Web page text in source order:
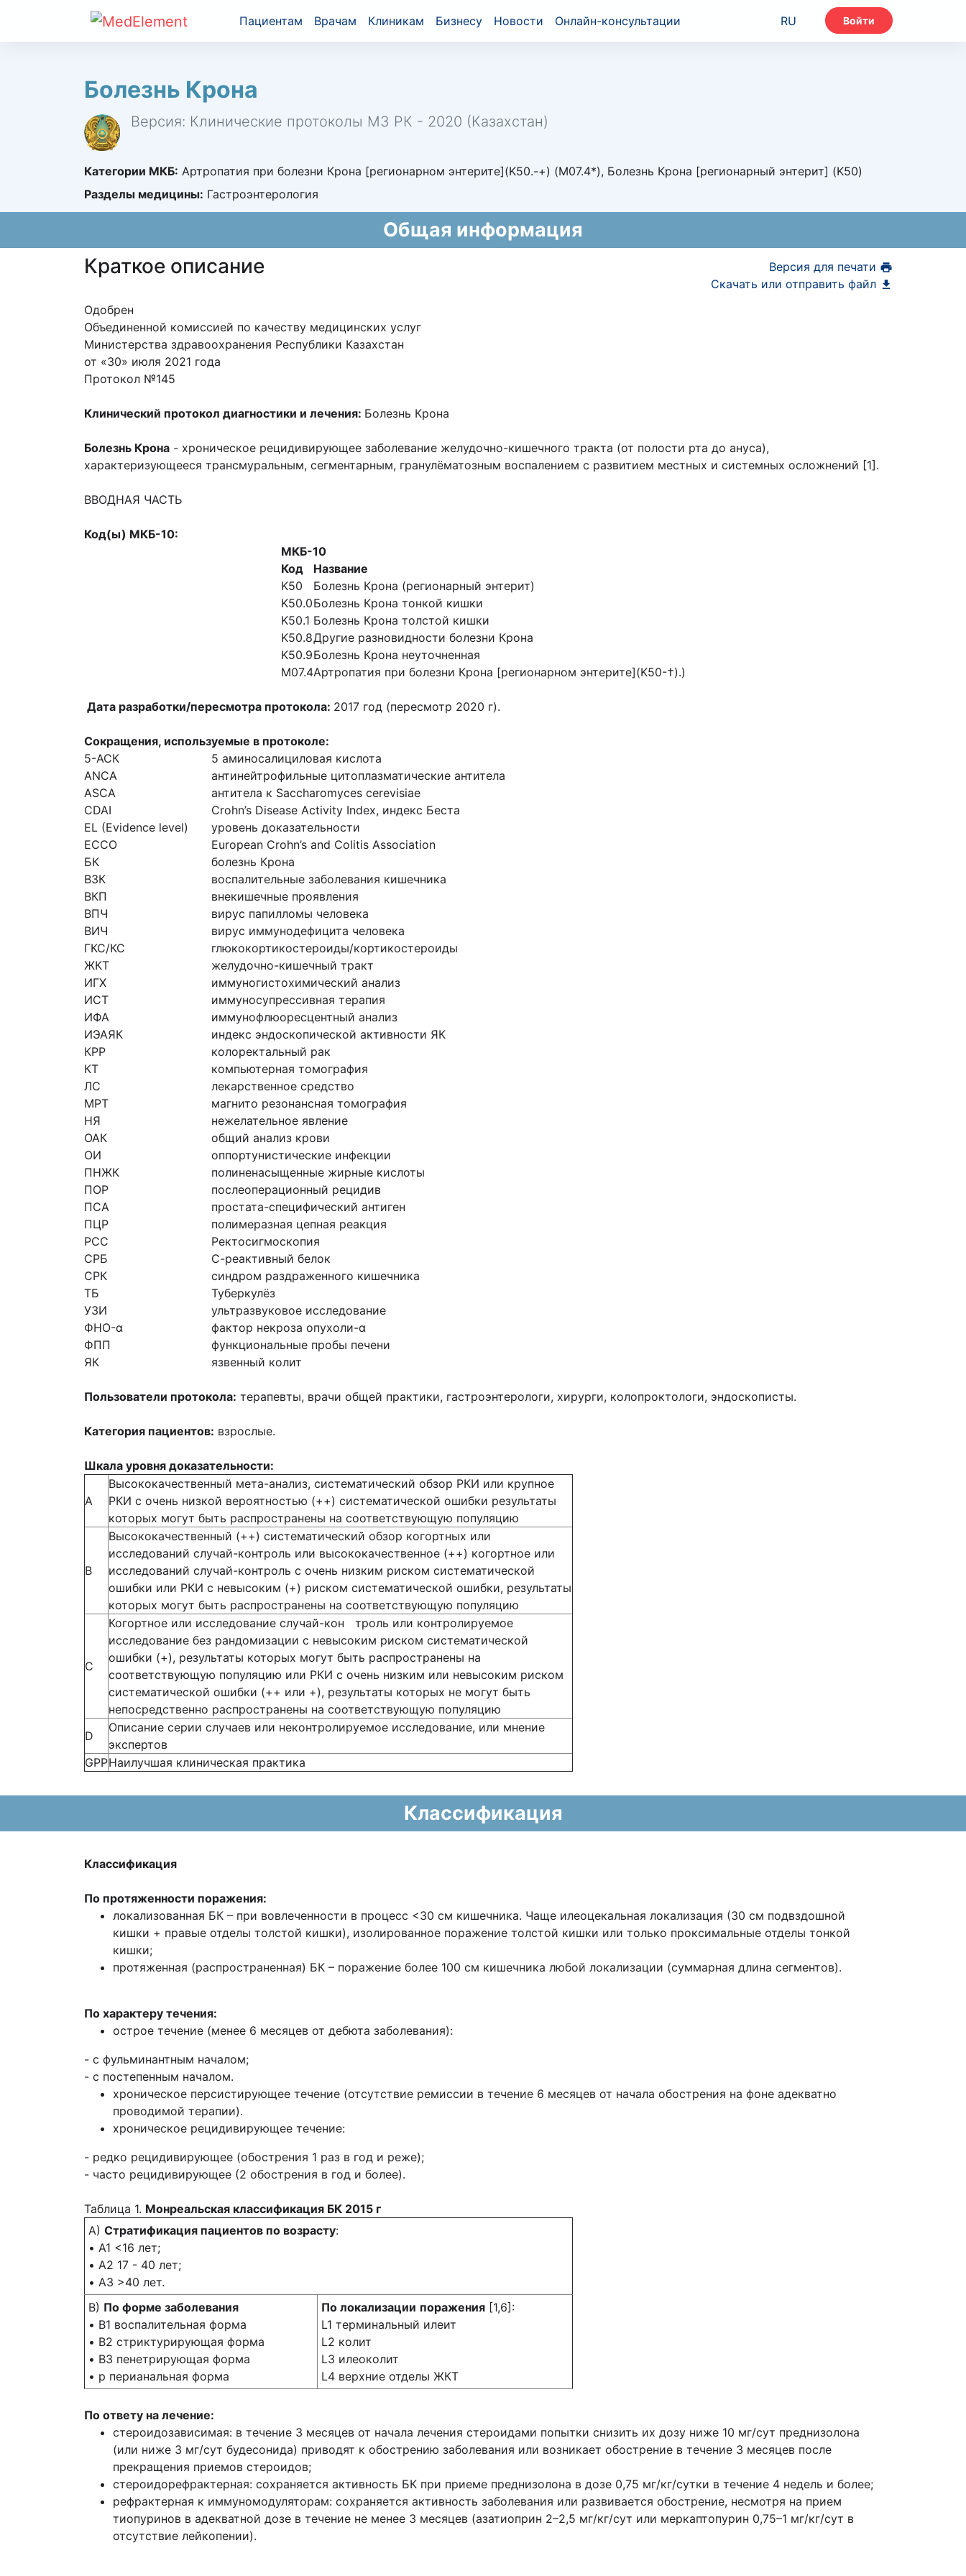
Пациентам Врачам Клиникам Бизнесу Новости Онлайн-консультации RU Войти
Болезнь Крона
Версия: Клинические протоколы МЗ РК - 2020 (Казахстан)
Категории МКБ: Артропатия при болезни Крона [регионарном энтерите](K50.-+) (M07.4*), Болезнь Крона [регионарный энтерит] (K50)
Разделы медицины: Гастроэнтерология
Общая информация
Версия для печати
Скачать или отправить файл
Краткое описание
Одобрен
Объединенной комиссией по качеству медицинских услуг
Министерства здравоохранения Республики Казахстан
от «30» июля 2021 года
Протокол №145
Клинический протокол диагностики и лечения: Болезнь Крона
Болезнь Крона - хроническое рецидивирующее заболевание желудочно-кишечного тракта (от полости рта до ануса),
характеризующееся трансмуральным, сегментарным, гранулёматозным воспалением с развитием местных и системных осложнений [1].
ВВОДНАЯ ЧАСТЬ
Код(ы) МКБ-10:
МКБ-10
Код
Название
K50
Болезнь Крона (регионарный энтерит)
K50.0Болезнь Крона тонкой кишки
K50.1 Болезнь Крона толстой кишки
K50.8Другие разновидности болезни Крона
K50.9Болезнь Крона неуточненная
M07.4Артропатия при болезни Крона [регионарном энтерите](K50-†).)
Дата разработки/пересмотра протокола: 2017 год (пересмотр 2020 г).
Сокращения, используемые в протоколе:
5-АСК
5 аминосалициловая кислота
ANCA
антинейтрофильные цитоплазматические антитела
ASCA
антитела к Saccharomyces cerevisiae
CDAI
Crohn’s Disease Activity Index, индекс Беста
EL (Evidence level)
уровень доказательности
EССО
European Crohn’s and Colitis Association
БК
болезнь Крона
ВЗК
воспалительные заболевания кишечника
ВКП
внекишечные проявления
ВПЧ
ВИЧ
вирус папилломы человека
вирус иммунодефицита человека
ГКС/КС
глюкокортикостероиды/кортикостероиды
ЖКТ
желудочно-кишечный тракт
ИГХ
иммуногистохимический анализ
ИСТ
иммуносупрессивная терапия
ИФА
иммунофлюоресцентный анализ
ИЭАЯК
индекс эндоскопической активности ЯК
КРР
колоректальный рак
КТ
компьютерная томография
ЛС
лекарственное средство
МРТ
магнито резонансная томография
НЯ
нежелательное явление
ОАК
общий анализ крови
ОИ
оппортунистические инфекции
ПНЖК
полиненасыщенные жирные кислоты
ПОР
послеоперационный рецидив
ПСА
простата-специфический антиген
ПЦР
полимеразная цепная реакция
РСС
Ректосигмоскопия
СРБ
С-реактивный белок
СРК
синдром раздраженного кишечника
ТБ
Туберкулёз
УЗИ
ультразвуковое исследование
ФНО-α
фактор некроза опухоли-α
ФПП
функциональные пробы печени
ЯК
язвенный колит
Пользователи протокола: терапевты, врачи общей практики, гастроэнтерологи, хирурги, колопроктологи, эндоскописты.
Категория пациентов: взрослые.
Шкала уровня доказательности:
А
Высококачественный мета-анализ, систематический обзор РКИ или крупное
РКИ с очень низкой вероятностью (++) систематической ошибки результаты
которых могут быть распространены на соответствующую популяцию
В
Высококачественный (++) систематический обзор когортных или
исследований случай-контроль или высококачественное (++) когортное или
исследований случай-контроль с очень низким риском систематической
ошибки или РКИ с невысоким (+) риском систематической ошибки, результаты
которых могут быть распространены на соответствующую популяцию
С
Когортное или исследование случай-кон троль или контролируемое
исследование без рандомизации с невысоким риском систематической
ошибки (+), результаты которых могут быть распространены на
соответствующую популяцию или РКИ с очень низким или невысоким риском
систематической ошибки (++ или +), результаты которых не могут быть
непосредственно распространены на соответствующую популяцию
D
Описание серии случаев или неконтролируемое исследование, или мнение
экспертов
GPPНаилучшая клиническая практика
Классификация
Классификация
По протяженности поражения:
локализованная БК – при вовлеченности в процесс <30 см кишечника. Чаще илеоцекальная локализация (30 см подвздошной
кишки + правые отделы толстой кишки), изолированное поражение толстой кишки или только проксимальные отделы тонкой
кишки;
протяженная (распространенная) БК – поражение более 100 см кишечника любой локализации (суммарная длина сегментов).
По характеру течения:
острое течение (менее 6 месяцев от дебюта заболевания):
- с фульминантным началом;
- с постепенным началом.
хроническое персистирующее течение (отсутствие ремиссии в течение 6 месяцев от начала обострения на фоне адекватно
проводимой терапии).
хроническое рецидивирующее течение:
- редко рецидивирующее (обострения 1 раз в год и реже);
- часто рецидивирующее (2 обострения в год и более).
Таблица 1. Монреальская классификация БК 2015 г
А) Стратификация пациентов по возрасту:
• A1 <16 лет;
• A2 17 - 40 лет;
• A3 >40 лет.
В) По форме заболевания
• B1 воспалительная форма
• B2 стриктурирующая форма
• B3 пенетрирующая форма
• p перианальная форма
По локализации поражения [1,6]:
L1 терминальный илеит
L2 колит
L3 илеоколит
L4 верхние отделы ЖКТ
По ответу на лечение:
стероидозависимая: в течение 3 месяцев от начала лечения стероидами попытки снизить их дозу ниже 10 мг/сут преднизолона
(или ниже 3 мг/сут будесонида) приводят к обострению заболевания или возникает обострение в течение 3 месяцев после
прекращения приемов стероидов;
стероидорефрактерная: сохраняется активность БК при приеме преднизолона в дозе 0,75 мг/кг/сутки в течение 4 недель и более;
рефрактерная к иммуномодуляторам: сохраняется активность заболевания или развивается обострение, несмотря на прием
тиопуринов в адекватной дозе в течение не менее 3 месяцев (азатиоприн 2–2,5 мг/кг/сут или меркаптопурин 0,75–1 мг/кг/сут в
отсутствие лейкопении).